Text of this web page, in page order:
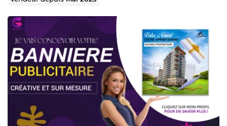
Je suis prêt à mettre cette expertise à votre service pour
donner un véritable impact à vos projets graphiques et
digitaux.
Mon Champs d'expertise : ▪️La Retouche photo et le
Montage photo ▪️Création de logos ▪️Retouche de logos
▪️Modification de logos ▪️Vectorisation de logos
▪️Animations d'images sur after effet ▪️Cartes de visite
▪️Flyers et brochures
Au plaisir de travailler avec vous prochainement ! 😉🤝🌟
Elodie Graphiste à votre écoute.